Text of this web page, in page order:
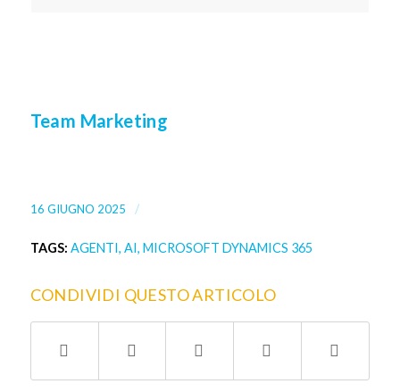
Team Marketing
16 GIUGNO 2025 /
TAGS: AGENTI, AI, MICROSOFT DYNAMICS 365
CONDIVIDI QUESTO ARTICOLO